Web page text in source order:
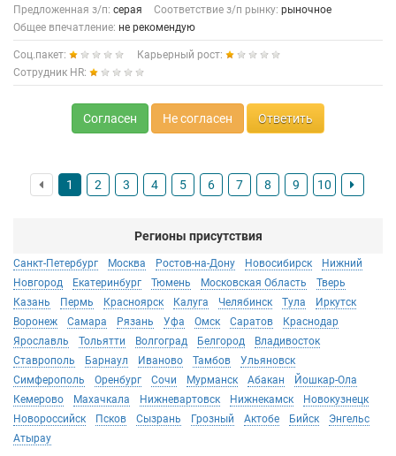
(да-да). Все положительные отзывы куплены и максимально
очевидные, так как написаны под копирку, только
перефразированы.
Я решила прямые вопросы задать про компанию ТяньШи, на
что ответа «мы не эта компания» не было, а было увиливание
от вопроса.
Забрала с собой 3 людей, чтобы не попались в эти сети.
Самое забавное, когда я написала «руководителю», что у меня
большие сомнения по поводу их компании и расписала по
А на следующий день «руководитель» написала уже мне с
другой страницы «почему я не на втором дне стажировки»
Вакансий, которые они предлагают, нигде нет на сайтах для
поиска работы, потому что подозрительные вакансия
блокируют. Они ищут резюме и пишут на WhatsApp. Не
теряйте время зря
Предложенная з/п: серая Соответствие з/п рынку: рыночное
Общее впечатление: не рекомендую
Соц.пакет:
Карьерный рост:
Сотрудник HR:
Согласен Не согласен Ответить
1 2 3 4 5 6 7 8 9 10
Регионы присутствия
Санкт-Петербург Москва Ростов-на-Дону Новосибирск
Нижний
Новгород
Екатеринбург Тюмень Московская Область
Тверь
Казань
Пермь Красноярск Калуга Челябинск Тула
Иркутск
Воронеж
Самара Рязань Уфа Омск Саратов
Краснодар
Ярославль
Тольятти Волгоград Белгород
Владивосток
Ставрополь
Барнаул Иваново Тамбов
Ульяновск
Симферополь
Оренбург Сочи Мурманск Абакан
Йошкар-Ола
Кемерово
Махачкала Нижневартовск Нижнекамск
Новокузнецк
Новороссийск
Псков Сызрань Грозный Актобе Бийск
Энгельс
Атырау